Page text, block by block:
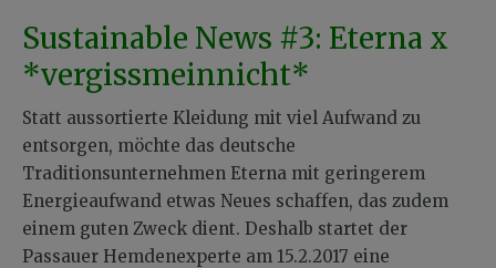
Sustainable News #3: Eterna x
*vergissmeinnicht*
Statt aussortierte Kleidung mit viel Aufwand zu
entsorgen, möchte das deutsche
Traditionsunternehmen Eterna mit geringerem
Energieaufwand etwas Neues schaffen, das zudem
einem guten Zweck dient. Deshalb startet der
Passauer Hemdenexperte am 15.2.2017 eine